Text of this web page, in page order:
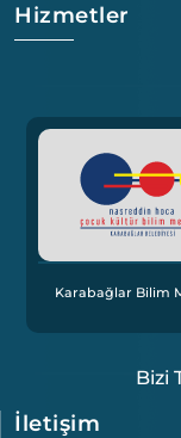
Hizmetler
Karabağlar Bilim
Bizi
İletişim